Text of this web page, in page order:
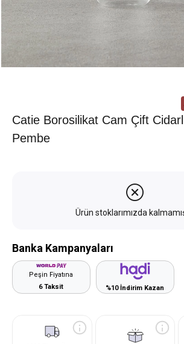
Catie Borosilikat Cam Çift
Pembe
Ürün stoklarımızda
Banka Kampanyaları
Peşin Fiyatına
6 Taksit
%10 İndirim Kazan